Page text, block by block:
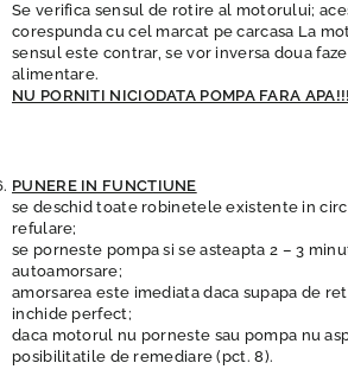
Se verifica sensul de rotire al motorului;
corespunda cu cel marcat pe carcasa La
sensul este contrar, se vor inversa doua
alimentare.
NU PORNITI NICIODATA POMPA FARA APA!!!
PUNERE IN FUNCTIUNE
se deschid toate robinetele existente in
refulare;
se porneste pompa si se asteapta 2 – 3
autoamorsare;
amorsarea este imediata daca supapa de
inchide perfect;
daca motorul nu porneste sau pompa nu
posibilitatile de remediare (pct. 8).